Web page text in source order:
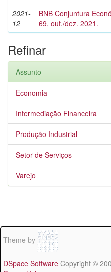
2021-
12
BNB Conjuntura
69, out./dez. 2021.
Refinar
Assunto
Economia
Intermediação Financeira
Produção Industrial
Setor de Serviços
Varejo
Theme by
DSpace Software Copyright ©